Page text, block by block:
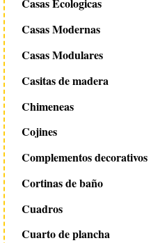
Casas Ecologicas
Casas Modernas
Casas Modulares
Casitas de madera
Chimeneas
Cojines
Complementos decorativos
Cortinas de baño
Cuadros
Cuarto de plancha